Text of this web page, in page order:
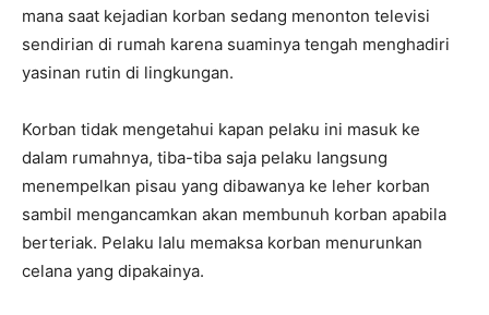
mana saat kejadian korban sedang menonton televisi
sendirian di rumah karena suaminya tengah menghadiri
yasinan rutin di lingkungan.
Korban tidak mengetahui kapan pelaku ini masuk ke
dalam rumahnya, tiba-tiba saja pelaku langsung
menempelkan pisau yang dibawanya ke leher korban
sambil mengancamkan akan membunuh korban apabila
berteriak. Pelaku lalu memaksa korban menurunkan
celana yang dipakainya.